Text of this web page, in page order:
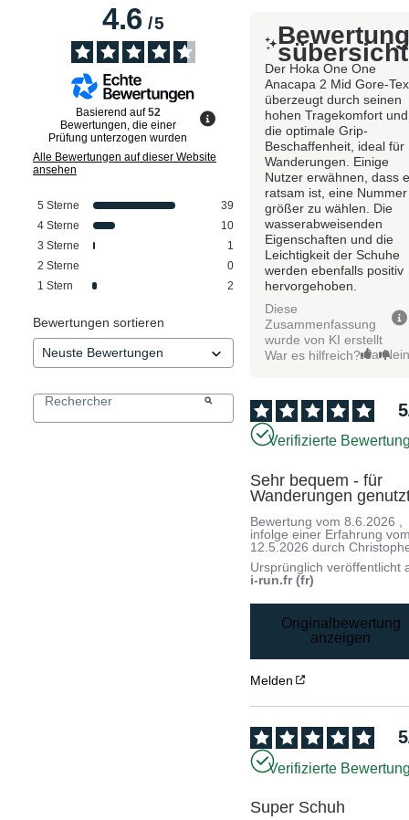
4.6/5
Basierend auf52
Bewertungen, die einer
Prüfung unterzogen wurden
Alle Bewertungen auf dieser Website
ansehen
5 Sterne
39
4 Sterne
10
3 Sterne
1
2 Sterne
0
1 Stern 2
Bewertungen sortieren
sübersicht
Der Hoka One One
Anacapa 2 Mid Gore-Tex
überzeugt durch seinen
hohen Tragekomfort und
die optimale Grip-
Beschaffenheit, ideal für
Wanderungen. Einige
Nutzer erwähnen, dass
ratsam ist, eine Nummer
größer zu wählen. Die
wasserabweisenden
Eigenschaften und die
Leichtigkeit der Schuhe
werden ebenfalls positiv
hervorgehoben.
Diese
Zusammenfassung
wurde von KI erstellt
War es hilfreich? Ja
5
Verifizierte
Sehr bequem - für
Wanderungen
Bewertung vom8.6.2026
infolge einer Erfahrung
12.5.2026 durch
Ursprünglich veröffentlicht
i-run.fr (fr)
Originalbewertung
anzeigen
Melden
5
Verifizierte
Super Schuh